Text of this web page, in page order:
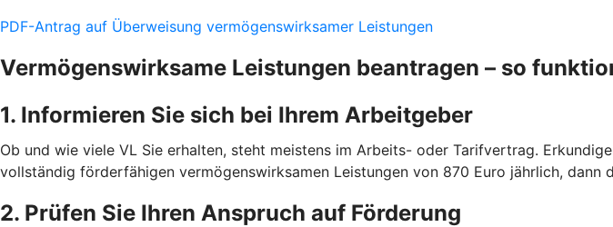
PDF-Antrag auf Überweisung vermögenswirksamer Leistungen
Vermögenswirksame Leistungen beantragen – so
1. Informieren Sie sich bei Ihrem Arbeitgeber
Ob und wie viele VL Sie erhalten, steht meistens im Arbeits- oder Tarifvertrag.
vollständig förderfähigen vermögenswirksamen Leistungen von 870 Euro jährlich, dann
2. Prüfen Sie Ihren Anspruch auf Förderung